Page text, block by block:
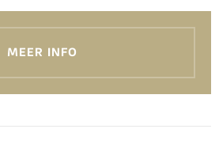
MEER INFO